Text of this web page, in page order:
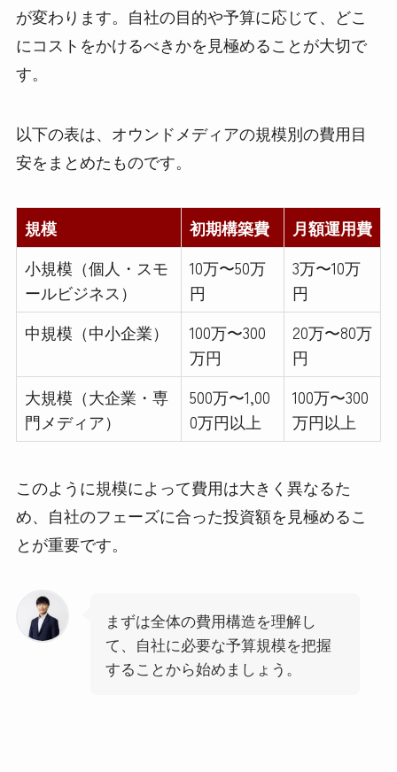
が変わります。自社の目的や予算に応じて、どこ
にコストをかけるべきかを見極めることが大切で
す。
以下の表は、オウンドメディアの規模別の費用目
安をまとめたものです。
規模 初期構築費
月額運用費
小規模（個人・スモ
ールビジネス）
10万〜50万
円
3万〜10万
円
中規模（中小企業）
100万〜300
万円
20万〜80万
円
大規模（大企業・専
門メディア）
500万〜1,00
0万円以上
100万〜300
万円以上
このように規模によって費用は大きく異なるた
め、自社のフェーズに合った投資額を見極めるこ
とが重要です。
まずは全体の費用構造を理解し
て、自社に必要な予算規模を把握
することから始めましょう。